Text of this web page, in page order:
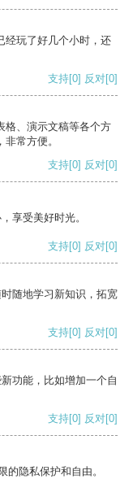
经玩了好几个小时，还
支持[0] 反对[0]
格、演示文稿等各个方
常方便。
支持[0] 反对[0]
享受美好时光。
支持[0] 反对[0]
随地学习新知识，拓宽
支持[0] 反对[0]
功能，比如增加一个自
支持[0] 反对[0]
隐私保护和自由。